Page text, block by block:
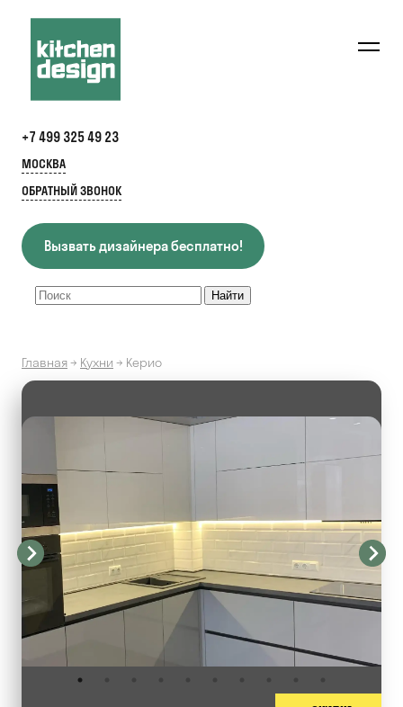
+7 499 325 49 23
МОСКВА
ОБРАТНЫЙ ЗВОНОК
Вызвать дизайнера бесплатно!
Главная→ Кухни → Керио